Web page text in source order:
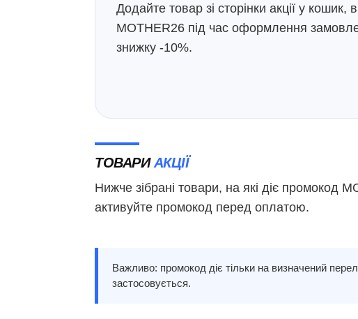
Додайте товар зі сторінки акції у кошик,
MOTHER26 під час оформлення
знижку -10%.
ТОВАРИАКЦІЇ
Нижче зібрані товари, на які діє промокод
активуйте промокод перед оплатою.
Важливо: промокод діє тільки на визначений
застосовується.